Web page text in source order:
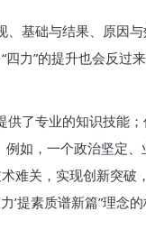
、基础与结果、原因
力”的提升也会反过
供了专业的知识技能
如，一个政治坚定、
难关，实现创新突破
’提素质谱新篇”理念的